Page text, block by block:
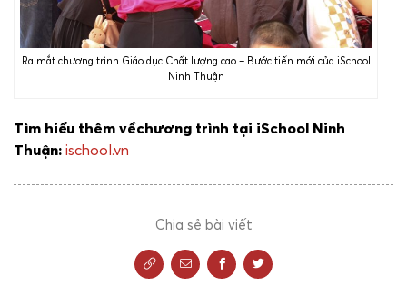
Ra mắt chương trình Giáo dục Chất lượng cao – Bước tiến mới của iSchool
Ninh Thuận
Tìm hiểu thêm vềchương trình tại iSchool Ninh
Thuận: ischool.vn
Chia sẻ bài viết